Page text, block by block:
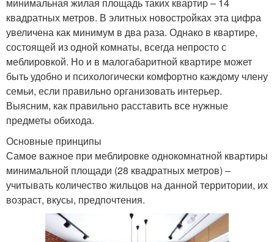
квадратных метров. В элитных новостройках эта цифра
увеличена как минимум в два раза. Однако в квартире,
состоящей из одной комнаты, всегда непросто с
меблировкой. Но и в малогабаритной квартире может
быть удобно и психологически комфортно каждому члену
семьи, если правильно организовать интерьер.
Выясним, как правильно расставить все нужные
предметы обихода.
Основные принципы
Самое важное при меблировке однокомнатной квартиры
минимальной площади (28 квадратных метров) –
учитывать количество жильцов на данной территории, их
возраст, вкусы, предпочтения.